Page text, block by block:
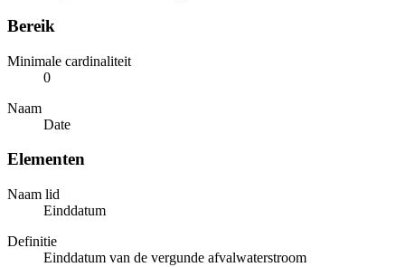
Bereik
Minimale cardinaliteit
0
Naam
Date
Elementen
Naam lid
Einddatum
Definitie
Einddatum van de vergunde afvalwaterstroom